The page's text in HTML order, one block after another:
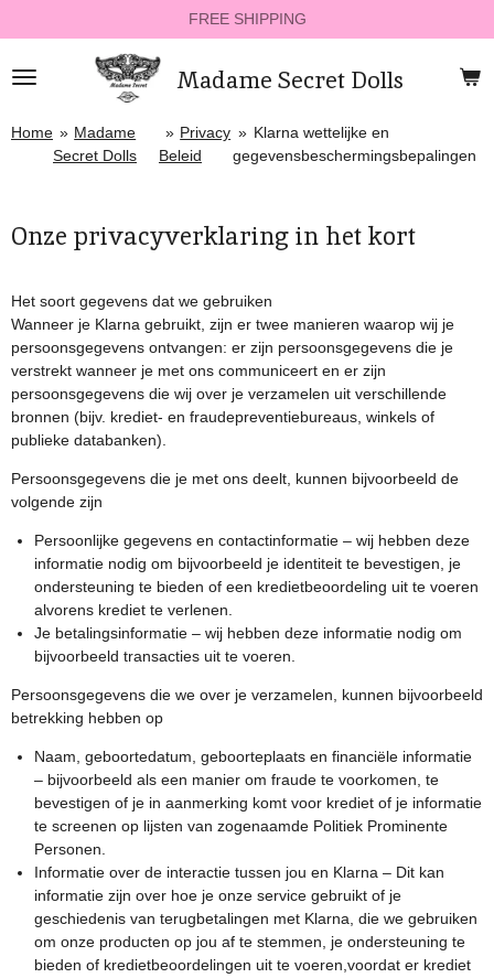
direct
naar
de
Madame Secret Dolls
FREE SHIPPING
Home » Madame
Secret Dolls
» Privacy
Beleid
» Klarna wettelijke en
gegevensbeschermingsbepalingen
Onze privacyverklaring in het kort
Het soort gegevens dat we gebruiken
Wanneer je Klarna gebruikt, zijn er twee manieren waarop wij je
persoonsgegevens ontvangen: er zijn persoonsgegevens die je
verstrekt wanneer je met ons communiceert en er zijn
persoonsgegevens die wij over je verzamelen uit verschillende
bronnen (bijv. krediet- en fraudepreventiebureaus, winkels of
publieke databanken).
Persoonsgegevens die je met ons deelt, kunnen bijvoorbeeld de
volgende zijn
Persoonlijke gegevens en contactinformatie – wij hebben deze
informatie nodig om bijvoorbeeld je identiteit te bevestigen, je
ondersteuning te bieden of een kredietbeoordeling uit te voeren
alvorens krediet te verlenen.
Je betalingsinformatie – wij hebben deze informatie nodig om
bijvoorbeeld transacties uit te voeren.
Persoonsgegevens die we over je verzamelen, kunnen bijvoorbeeld
betrekking hebben op
Naam, geboortedatum, geboorteplaats en financiële informatie
– bijvoorbeeld als een manier om fraude te voorkomen, te
bevestigen of je in aanmerking komt voor krediet of je informatie
te screenen op lijsten van zogenaamde Politiek Prominente
Personen.
Informatie over de interactie tussen jou en Klarna – Dit kan
informatie zijn over hoe je onze service gebruikt of je
geschiedenis van terugbetalingen met Klarna, die we gebruiken
om onze producten op jou af te stemmen, je ondersteuning te
bieden of kredietbeoordelingen uit te voeren,voordat er krediet